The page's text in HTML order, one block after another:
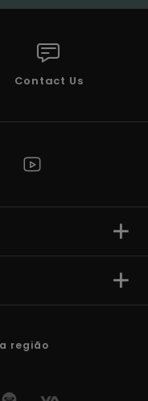
Contact Us
região